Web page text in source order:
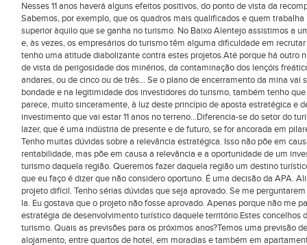
Nesses 11 anos haverá alguns efeitos positivos, do ponto de vista da
Sabemos, por exemplo, que os quadros mais qualificados e quem
superior àquilo que se ganha no turismo. No Baixo Alentejo assistimos a
e, às vezes, os empresários do turismo têm alguma dificuldade em
tenho uma atitude diabolizante contra estes projetos.Até porque há outro
de vista da perigosidade dos minérios, da contaminação dos lençóis
andares, ou de cinco ou de três... Se o plano de encerramento da mina
bondade e na legitimidade dos investidores do turismo, também tenho
parece, muito sinceramente, à luz deste princípio de aposta estratégica e
investimento que vai estar 11 anos no terreno...Diferencia-se do setor do
lazer, que é uma indústria de presente e de futuro, se for ancorada em
Tenho muitas dúvidas sobre a relevância estratégica. Isso não põe em
rentabilidade, mas põe em causa a relevância e a oportunidade de um
turismo daquela região. Queremos fazer daquela região um destino
que eu faço é dizer que não considero oportuno. É uma decisão da APA.
projeto difícil. Tenho sérias dúvidas que seja aprovado. Se me
la. Eu gostava que o projeto não fosse aprovado. Apenas porque não me
estratégia de desenvolvimento turístico daquele território.Estes
turismo. Quais as previsões para os próximos anos?Temos uma previsão
alojamento, entre quartos de hotel, em moradias e também em